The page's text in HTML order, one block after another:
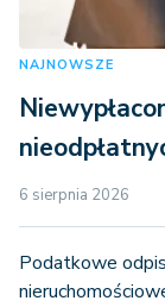
NAJNOWSZE
6 sierpnia 2026
Podatkowe